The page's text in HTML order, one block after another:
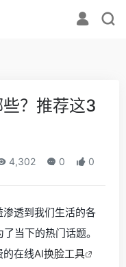
？推荐这3
4,302 0 0
透到我们生活的各
当下的热门话题。
的在线AI换脸工具